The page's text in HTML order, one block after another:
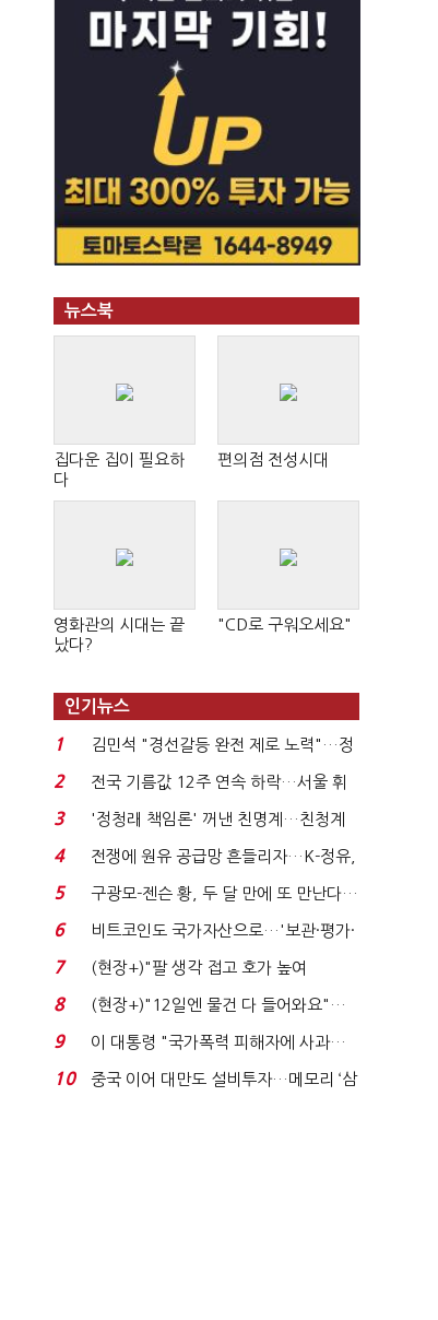
뉴스북
집다운 집이 필요하
다
편의점 전성시대
영화관의 시대는 끝
났다?
"CD로 구워오세요"
인기뉴스
1
김민석 "경선갈등 완전 제로 노력"…정
청래 "반명 공세 사...
2
전국 기름값 12주 연속 하락…서울 휘
발윳값 1909원...
3
'정청래 책임론' 꺼낸 친명계…친청계
는 추가투표 때리기...
4
전쟁에 원유 공급망 흔들리자…K-정유,
에너지안보 핵심...
5
구광모-젠슨 황, 두 달 만에 또 만난다…
로봇·AI 등 논...
6
비트코인도 국가자산으로…'보관·평가·
처분' 기준은 ...
7
(현장+)"팔 생각 접고 호가 높여
요"…'덜 똘똘한 한 채' 20...
8
(현장+)"12일엔 물건 다 들어와요"…
빈 매대 채우며 문 연 ...
9
이 대통령 "국가폭력 피해자에 사과…
적극적 조사로 진...
10
중국 이어 대만도 설비투자…메모리 ‘삼